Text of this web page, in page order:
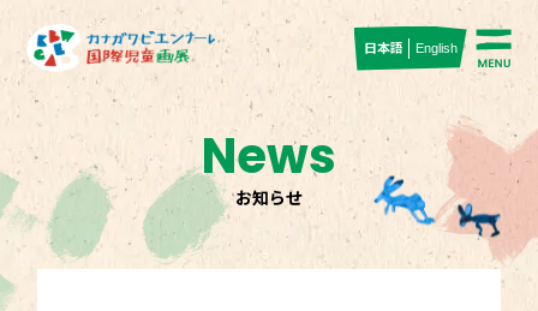
English
日本語
News
お知らせ